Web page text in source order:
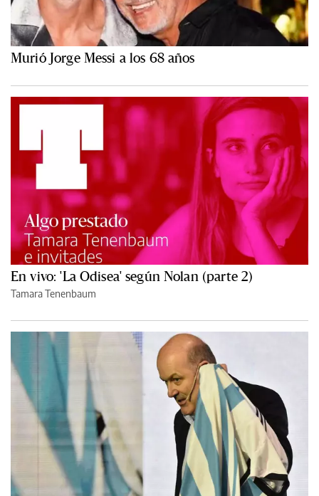
Murió Jorge Messi a los 68 años
En vivo: 'La Odisea' según Nolan (parte 2)
Tamara Tenenbaum